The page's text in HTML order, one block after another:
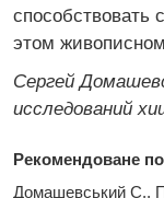
способствовать
этом
Сергей
исследований
Рекомендоване
Домашевський С.,